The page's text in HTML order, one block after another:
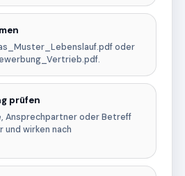
oder
prüfen
Ansprechpartner oder Betreff
wirken nach